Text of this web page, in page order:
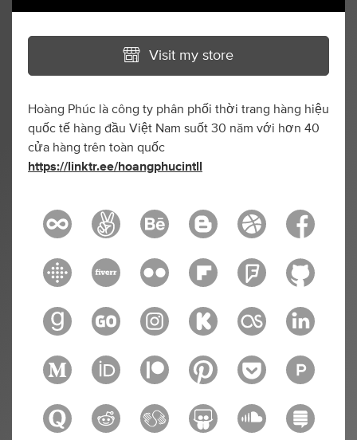
Visit my store
Hoàng Phúc là công ty phân phối thời trang hàng hiệu
quốc tế hàng đầu Việt Nam suốt 30 năm với hơn 40
cửa hàng trên toàn quốc
https://linktr.ee/hoangphucintll